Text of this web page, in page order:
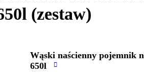
(zestaw)
Wąski naścienny pojemnik
650l